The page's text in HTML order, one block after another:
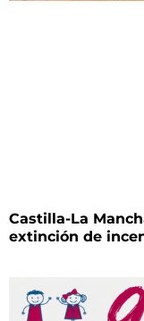
Castilla-La
extinción de